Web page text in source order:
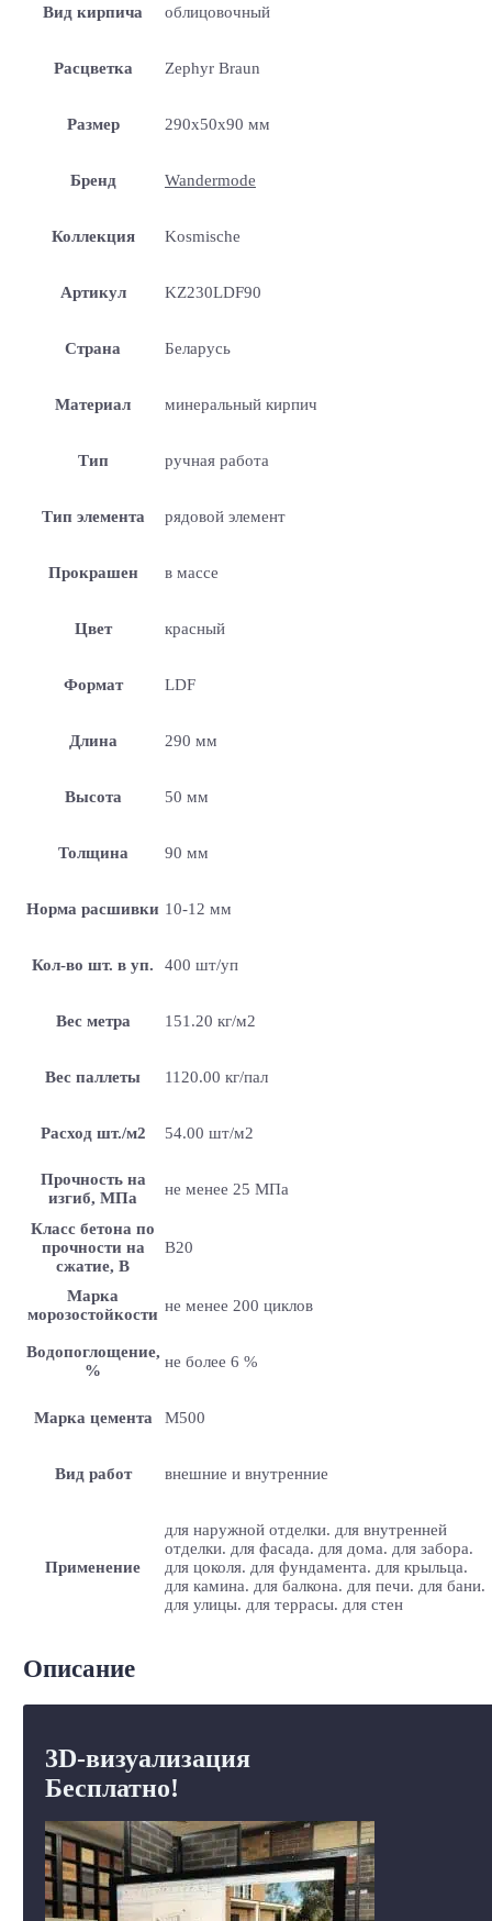
Вид кирпича облицовочный
Расцветка Zephyr Braun
Размер 290x50x90 мм
Бренд Wandermode
Коллекция Kosmische
Артикул KZ230LDF90
Страна Беларусь
Материал минеральный кирпич
Тип ручная работа
Тип элемента рядовой элемент
Прокрашен в массе
Цвет красный
Формат LDF
Длина 290 мм
Высота 50 мм
Толщина 90 мм
Норма расшивки 10-12 мм
Кол-во шт. в уп. 400 шт/уп
Вес метра 151.20 кг/м2
Вес паллеты 1120.00 кг/пал
Расход шт./м2 54.00 шт/м2
Прочность на
изгиб, МПа
не менее 25 МПа
Класс бетона по
прочности на
сжатие, В
B20
Марка
морозостойкости не менее 200 циклов
Водопоглощение,
%
не более 6 %
Марка цемента M500
Вид работ внешние и внутренние
Применение
для наружной отделки. для внутренней
отделки. для фасада. для дома. для забора.
для цоколя. для фундамента. для крыльца.
для камина. для балкона. для печи. для бани.
для улицы. для террасы. для стен
Описание
3D-визуализация
Бесплатно!